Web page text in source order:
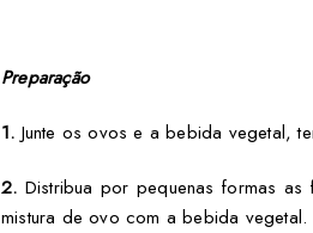
Preparação
1. Junte os ovos e a bebida vegetal,
2. Distribua por pequenas formas
mistura de ovo com a bebida vegetal.